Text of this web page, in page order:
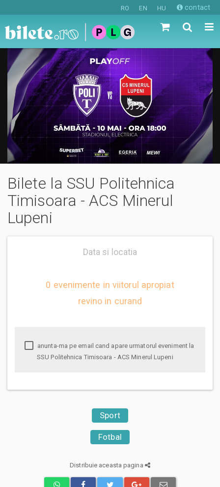
RO EN HU contact
Bilete la SSU Politehnica
Timisoara - ACS Minerul
Lupeni
Data si locatia
0 evenimente in viitorul apropiat
revino in curand
SSU Politehnica Timisoara - ACS Minerul Lupeni
Sport
Fotbal
Distribuie aceasta pagina